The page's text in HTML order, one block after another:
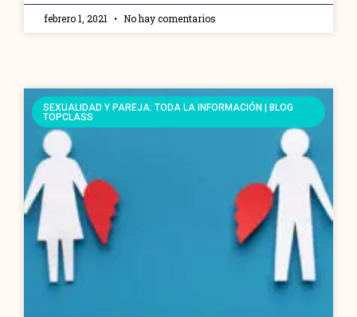
febrero 1, 2021 No hay comentarios
SEXUALIDAD Y PAREJA: TODA LA INFORMACIÓN | BLOG
TOPCLASS